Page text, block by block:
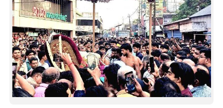
SPIRITUAL
INFO+
ART
ASTRO